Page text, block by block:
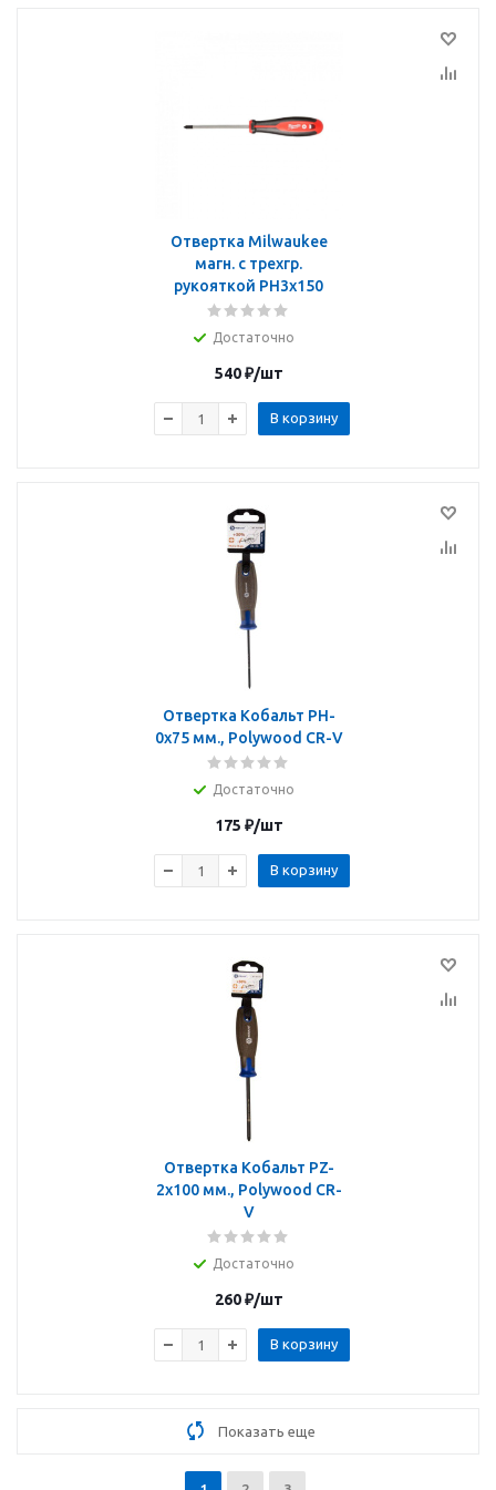
Отвертка Milwaukee
магн. с трехгр.
рукояткой PH3x150
Достаточно
540₽/шт
В корзину
Отвертка Кобальт PH-
0х75 мм., Polywood CR-V
Достаточно
175 ₽/шт
В корзину
Отвертка Кобальт PZ-
2х100 мм., Polywood CR-
V
Достаточно
260₽/шт
В корзину
Показать еще